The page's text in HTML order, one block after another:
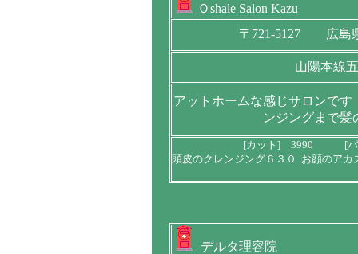
Ｏshale Salon Kazu
〒721-5127 広島
山陽本線
アットホームな感じサロンで
ンジングまで髪
[カット] 3990 [パ
頭皮のクレンジング６３０ お顔のア
デルタ理容院